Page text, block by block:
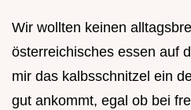
Wir wollten keinen
österreichisches essen auf
mir das kalbsschnitzel ein
gut ankommt, egal ob bei